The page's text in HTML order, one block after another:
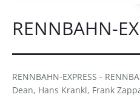
RENNBAHN-
RENNBAHN-EXPRESS -
Dean, Hans Krankl, Frank